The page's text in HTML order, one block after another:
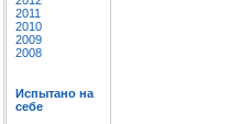
2011
2010
2009
2008
Испытано на
себе